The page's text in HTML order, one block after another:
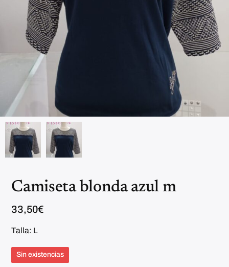
Camiseta blonda azul m
33,50€
Talla: L
Sin existencias